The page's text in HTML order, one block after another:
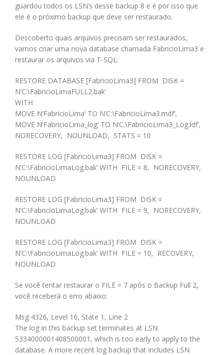
guardou todos os LSN’s desse backup 8 e é por isso que
ele é o próximo backup que deve ser restaurado.
Descoberto quais arquivos precisam ser restaurados,
vamos criar uma nova database chamada FabricioLima3 e
restaurar os arquivos via T-SQL:
RESTORE DATABASE [FabricioLima3] FROM DISK =
N’C:\FabricioLimaFULL2.bak’
WITH
MOVE N’FabricioLima’ TO N’C:\FabricioLima3.mdf’,
MOVE N’FabricioLima_log’ TO N’C:\FabricioLima3_Log.ldf’,
NORECOVERY, NOUNLOAD, STATS = 10
RESTORE LOG [FabricioLima3] FROM DISK =
N’C:\FabricioLimaLog.bak’ WITH FILE = 8, NORECOVERY,
NOUNLOAD
RESTORE LOG [FabricioLima3] FROM DISK =
N’C:\FabricioLimaLog.bak’ WITH FILE = 9, NORECOVERY,
NOUNLOAD
RESTORE LOG [FabricioLima3] FROM DISK =
N’C:\FabricioLimaLog.bak’ WITH FILE = 10, RECOVERY,
NOUNLOAD
Se você tentar restaurar o FILE = 7 após o Backup Full 2,
você receberá o erro abaixo:
Msg 4326, Level 16, State 1, Line 2
The log in this backup set terminates at LSN
5334000001408500001, which is too early to apply to the
database. A more recent log backup that includes LSN